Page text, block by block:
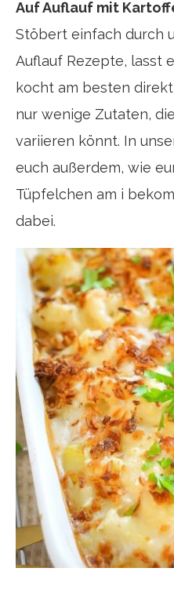
Auf Auflauf mit
Stöbert einfach durch
Auflauf Rezepte, lasst
kocht am besten
nur wenige Zutaten,
variieren könnt. In
euch außerdem, wie
Tüpfelchen am i
dabei.